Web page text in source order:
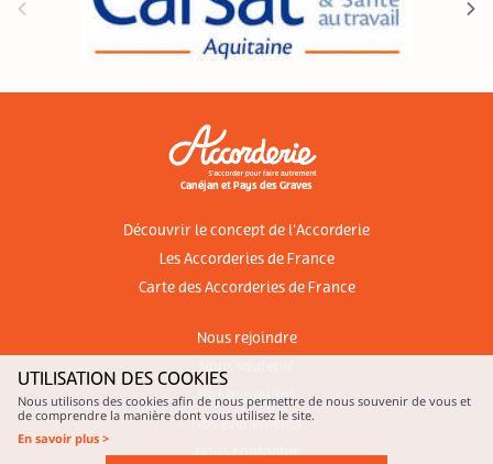
Canéjan et Pays des Graves
Découvrir le concept de l'Accorderie
Les Accorderies de France
Carte des Accorderies de France
Nous rejoindre
Nous soutenir
Nos actualités
Nos évènements
Nous contacter
UTILISATION DES COOKIES
Nous utilisons des cookies afin de nous permettre de nous souvenir de vous et
de comprendre la manière dont vous utilisez le site.
En savoir plus >